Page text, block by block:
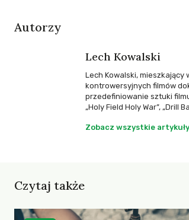
Autorzy
Lech Kowalski
Lech Kowalski,
kontrowersyjnych filmów
przedefiniowanie sztuki
„Holy Field Holy War”, „Drill
Zobacz wszystkie
Czytaj także